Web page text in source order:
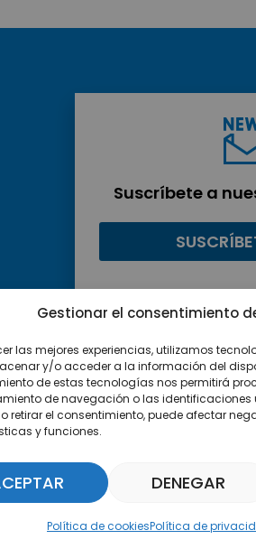
Gestionar el consentimiento
las mejores experiencias, utilizamos
y/o acceder a la información del
de estas tecnologías nos permitirá
de navegación o las identificaciones
retirar el consentimiento, puede afectar
y funciones.
DENEGAR
Política de cookiesPolítica de
Suscríbete a